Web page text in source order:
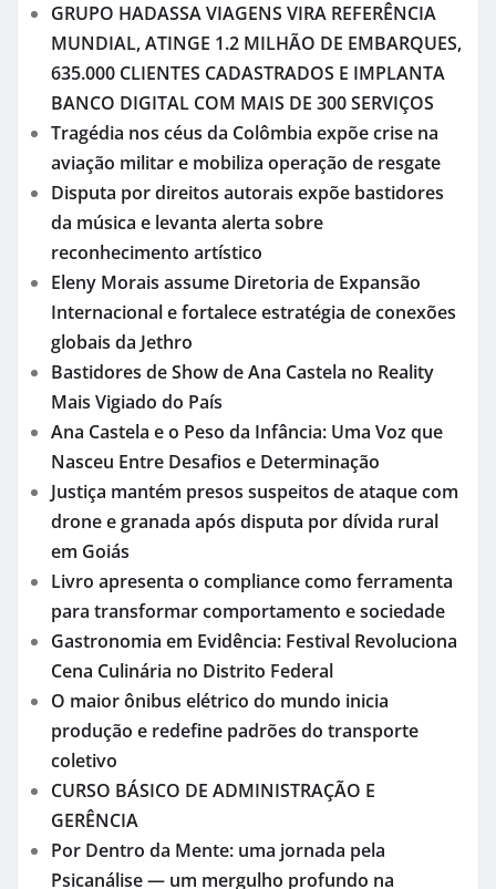
GRUPO HADASSA VIAGENS VIRA REFERÊNCIA
MUNDIAL, ATINGE 1.2 MILHÃO DE EMBARQUES,
635.000 CLIENTES CADASTRADOS E IMPLANTA
BANCO DIGITAL COM MAIS DE 300 SERVIÇOS
Tragédia nos céus da Colômbia expõe crise na
aviação militar e mobiliza operação de resgate
Disputa por direitos autorais expõe bastidores
da música e levanta alerta sobre
reconhecimento artístico
Eleny Morais assume Diretoria de Expansão
Internacional e fortalece estratégia de conexões
globais da Jethro
Bastidores de Show de Ana Castela no Reality
Mais Vigiado do País
Ana Castela e o Peso da Infância: Uma Voz que
Nasceu Entre Desafios e Determinação
Justiça mantém presos suspeitos de ataque com
drone e granada após disputa por dívida rural
em Goiás
Livro apresenta o compliance como ferramenta
para transformar comportamento e sociedade
Gastronomia em Evidência: Festival Revoluciona
Cena Culinária no Distrito Federal
O maior ônibus elétrico do mundo inicia
produção e redefine padrões do transporte
coletivo
CURSO BÁSICO DE ADMINISTRAÇÃO E
GERÊNCIA
Por Dentro da Mente: uma jornada pela
Psicanálise — um mergulho profundo na